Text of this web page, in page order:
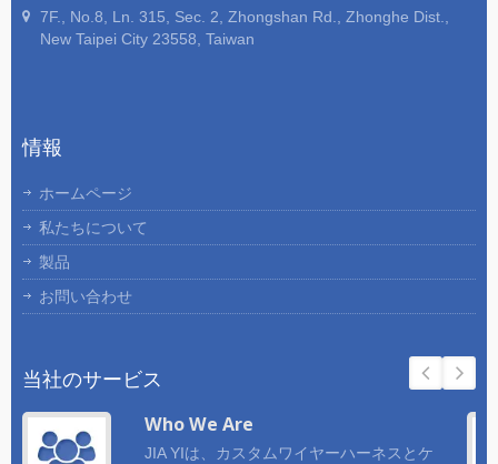
7F., No.8, Ln. 315, Sec. 2, Zhongshan Rd., Zhonghe Dist.,
New Taipei City 23558, Taiwan
情報
ホームページ
私たちについて
製品
お問い合わせ
当社のサービス
Who We Are
JIA YIは、カスタムワイヤーハーネスとケ